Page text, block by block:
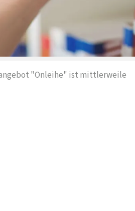
"Onleihe" ist mittlerweile